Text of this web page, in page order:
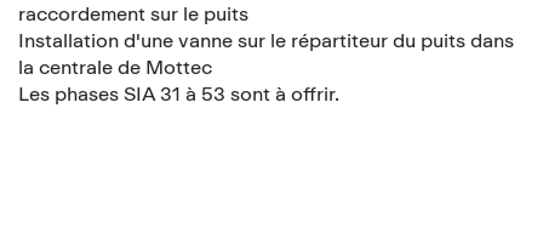
raccordement sur le puits
Installation d'une vanne sur le répartiteur du puits dans
la centrale de Mottec
Les phases SIA 31 à 53 sont à offrir.